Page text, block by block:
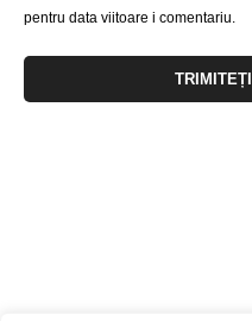
pentru data viitoare i comentariu.